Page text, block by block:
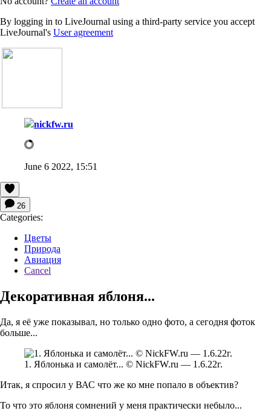
By logging in to LiveJournal using a third-party service you accept
LiveJournal's User agreement
nickfw.ru
June 6 2022, 15:51
26
Categories:
Цветы
Природа
Авиация
Cancel
Декоративная яблоня...
Да, я её уже показывал, но только одно фото, а сегодня фоток
больше...
1. Яблонька и самолёт... © NickFW.ru — 1.6.22г.
Итак, я спросил у ВАС что же ко мне попало в объектив?
То что это яблоня сомнений у меня практически небыло...